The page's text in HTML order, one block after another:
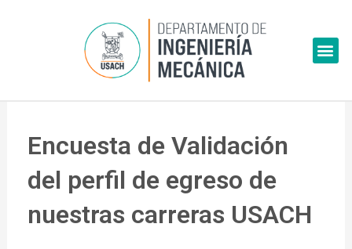
Encuesta de Validación
del perfil de egreso de
nuestras carreras USACH